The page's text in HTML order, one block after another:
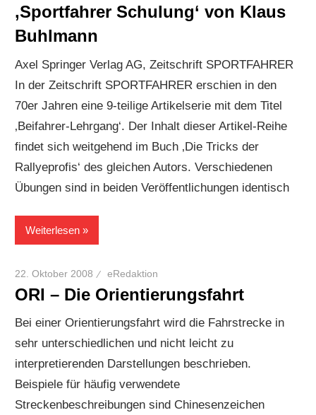
‚Sportfahrer Schulung‘ von Klaus
Buhlmann
Axel Springer Verlag AG, Zeitschrift SPORTFAHRER
In der Zeitschrift SPORTFAHRER erschien in den
70er Jahren eine 9-teilige Artikelserie mit dem Titel
‚Beifahrer-Lehrgang‘. Der Inhalt dieser Artikel-Reihe
findet sich weitgehend im Buch ‚Die Tricks der
Rallyeprofis‘ des gleichen Autors. Verschiedenen
Übungen sind in beiden Veröffentlichungen identisch
Weiterlesen
22. Oktober 2008 eRedaktion
ORI – Die Orientierungsfahrt
Bei einer Orientierungsfahrt wird die Fahrstrecke in
sehr unterschiedlichen und nicht leicht zu
interpretierenden Darstellungen beschrieben.
Beispiele für häufig verwendete
Streckenbeschreibungen sind Chinesenzeichen